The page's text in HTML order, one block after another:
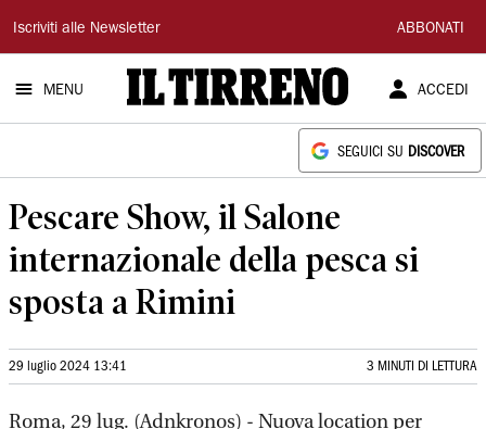
Il
Tirreno
Iscriviti alle Newsletter ABBONATI
MENU ACCEDI
SEGUICI SU DISCOVER
Pescare Show, il Salone
internazionale della pesca si
sposta a Rimini
29 luglio 2024 13:41 3 MINUTI DI LETTURA
Roma, 29 lug. (Adnkronos) - Nuova location per